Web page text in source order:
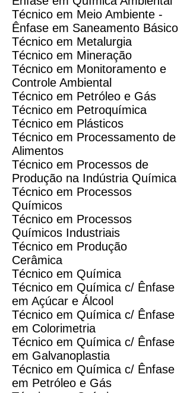
Técnico em Meio Ambiente -
Ênfase em Saneamento Básico
Técnico em Metalurgia
Técnico em Mineração
Técnico em Monitoramento e
Controle Ambiental
Técnico em Petróleo e Gás
Técnico em Petroquímica
Técnico em Plásticos
Técnico em Processamento de
Alimentos
Técnico em Processos de
Produção na Indústria Química
Técnico em Processos
Químicos
Técnico em Processos
Químicos Industriais
Técnico em Produção
Cerâmica
Técnico em Química
Técnico em Química c/ Ênfase
em Açúcar e Álcool
Técnico em Química c/ Ênfase
em Colorimetria
Técnico em Química c/ Ênfase
em Galvanoplastia
Técnico em Química c/ Ênfase
em Petróleo e Gás